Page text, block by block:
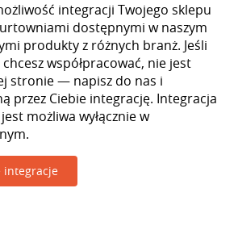
integracji Twojego sklepu
dostępnymi w naszym
produkty z różnych branż. Jeśli
współpracować, nie jest
stronie — napisz do nas i
przez Ciebie integrację. Integracja
możliwa wyłącznie w
integracje